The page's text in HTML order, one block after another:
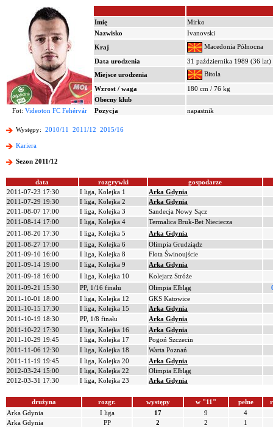
Imię
Mirko
Nazwisko
Ivanovski
Kraj
Macedonia Północna
Data urodzenia
31 października 1989 (36 lat)
Miejsce urodzenia
Bitola
Wzrost / waga
180 cm / 76 kg
Obecny klub
Fot: Videoton FC Fehérvár Pozycja napastnik
Występy: 2010/11 2011/12 2015/16
Kariera
Sezon 2011/12
data rozgrywki
gospodarze
2011-07-23 17:30
I liga, Kolejka 1
Arka Gdynia
2011-07-29 19:30
I liga, Kolejka 2
Arka Gdynia
2011-08-07 17:00
I liga, Kolejka 3
Sandecja Nowy Sącz
2011-08-14 17:00
I liga, Kolejka 4
Termalica Bruk-Bet Nieciecza
2011-08-20 17:30
I liga, Kolejka 5
Arka Gdynia
2011-08-27 17:00
I liga, Kolejka 6
Olimpia Grudziądz
2011-09-10 16:00
I liga, Kolejka 8
Flota Świnoujście
2011-09-14 19:00
I liga, Kolejka 9
Arka Gdynia
2011-09-18 16:00
I liga, Kolejka 10
Kolejarz Stróże
2011-09-21 15:30
PP, 1/16 finału Olimpia Elbląg
2011-10-01 18:00
I liga, Kolejka 12
GKS Katowice
2011-10-15 17:30
I liga, Kolejka 15
Arka Gdynia
2011-10-19 18:30
PP, 1/8 finału
Arka Gdynia
2011-10-22 17:30
I liga, Kolejka 16
Arka Gdynia
2011-10-29 19:45
I liga, Kolejka 17
Pogoń Szczecin
2011-11-06 12:30
I liga, Kolejka 18
Warta Poznań
2011-11-19 19:45
I liga, Kolejka 20
Arka Gdynia
2012-03-24 15:00
I liga, Kolejka 22
Olimpia Elbląg
2012-03-31 17:30
I liga, Kolejka 23 Arka Gdynia
drużyna rozgr. występy w "11" pełne
Arka Gdynia
I liga 17 9
4
Arka Gdynia
PP 2 2
1